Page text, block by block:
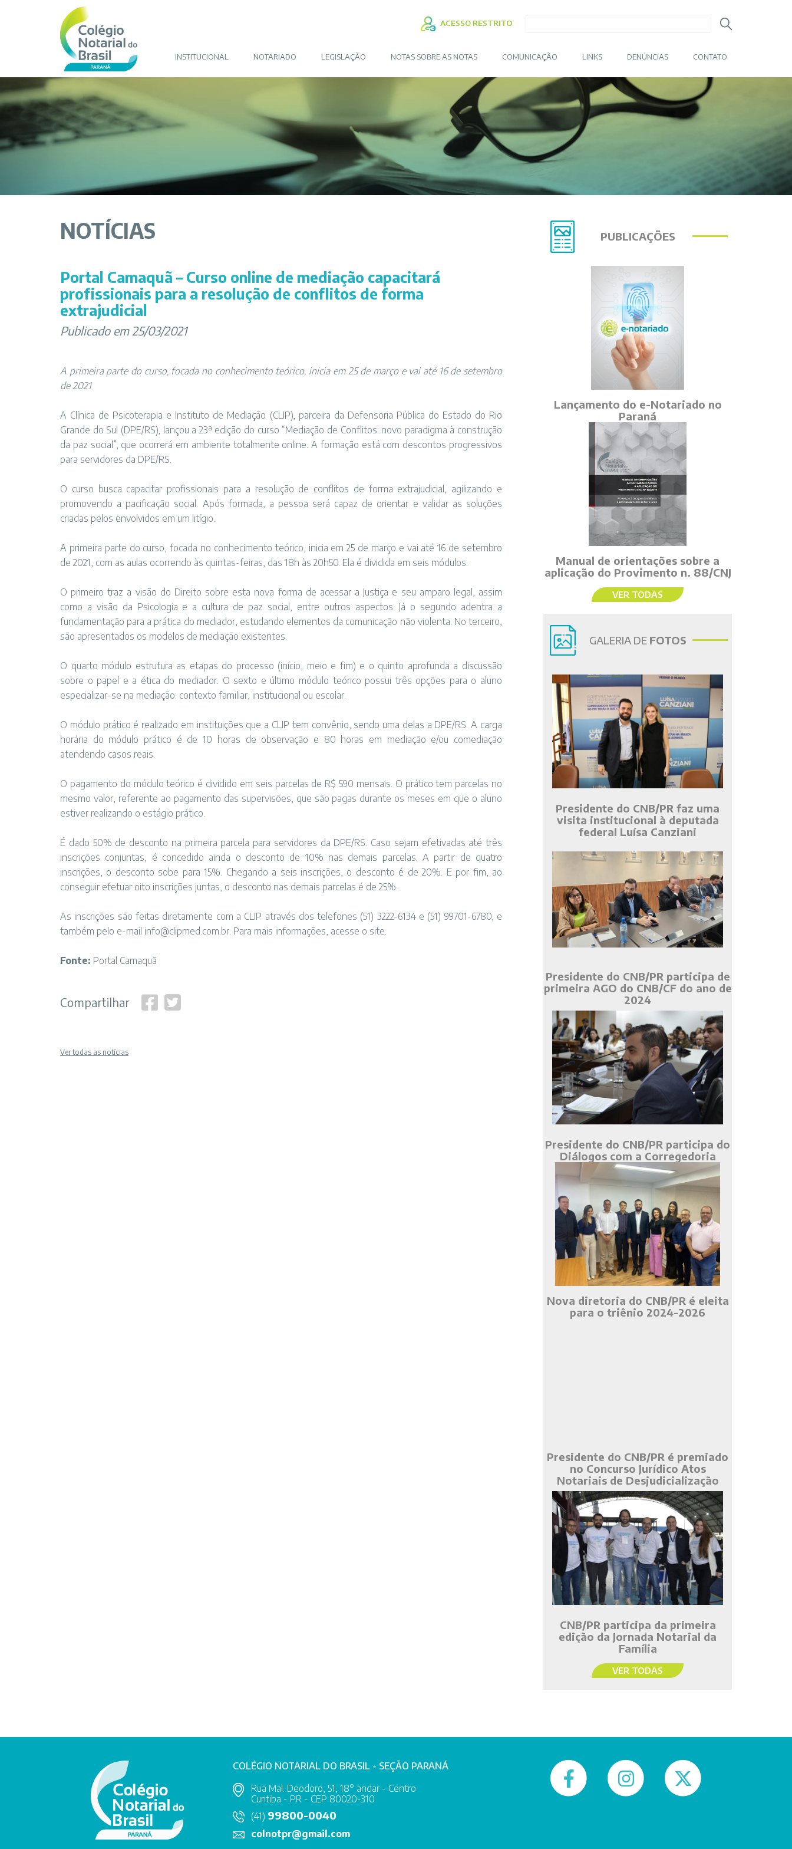
ACESSO RESTRITO
INSTITUCIONAL NOTARIADO LEGISLAÇÃO NOTAS SOBRE AS NOTAS COMUNICAÇÃO LINKS DENÚNCIAS CONTATO
NOTÍCIAS
Portal Camaquã – Curso online de mediação capacitará
profissionais para a resolução de conflitos de forma
extrajudicial
Publicado em 25/03/2021
A primeira parte do curso, focada no conhecimento teórico, inicia em 25 de março e vai até 16 de setembro
de 2021
A Clínica de Psicoterapia e Instituto de Mediação (CLIP), parceira da Defensoria Pública do Estado do Rio
Grande do Sul (DPE/RS), lançou a 23ª edição do curso “Mediação de Conflitos: novo paradigma à construção
da paz social”, que ocorrerá em ambiente totalmente online. A formação está com descontos progressivos
para servidores da DPE/RS.
O curso busca capacitar profissionais para a resolução de conflitos de forma extrajudicial, agilizando e
promovendo a pacificação social. Após formada, a pessoa será capaz de orientar e validar as soluções
criadas pelos envolvidos em um litígio.
A primeira parte do curso, focada no conhecimento teórico, inicia em 25 de março e vai até 16 de setembro
de 2021, com as aulas ocorrendo às quintas-feiras, das 18h às 20h50. Ela é dividida em seis módulos.
O primeiro traz a visão do Direito sobre esta nova forma de acessar a Justiça e seu amparo legal, assim
como a visão da Psicologia e a cultura de paz social, entre outros aspectos. Já o segundo adentra a
fundamentação para a prática do mediador, estudando elementos da comunicação não violenta. No terceiro,
são apresentados os modelos de mediação existentes.
O quarto módulo estrutura as etapas do processo (início, meio e fim) e o quinto aprofunda a discussão
sobre o papel e a ética do mediador. O sexto e último módulo teórico possui três opções para o aluno
especializar-se na mediação: contexto familiar, institucional ou escolar.
O módulo prático é realizado em instituições que a CLIP tem convênio, sendo uma delas a DPE/RS. A carga
horária do módulo prático é de 10 horas de observação e 80 horas em mediação e/ou comediação
atendendo casos reais.
O pagamento do módulo teórico é dividido em seis parcelas de R$ 590 mensais. O prático tem parcelas no
mesmo valor, referente ao pagamento das supervisões, que são pagas durante os meses em que o aluno
estiver realizando o estágio prático.
É dado 50% de desconto na primeira parcela para servidores da DPE/RS. Caso sejam efetivadas até três
inscrições conjuntas, é concedido ainda o desconto de 10% nas demais parcelas. A partir de quatro
inscrições, o desconto sobe para 15%. Chegando a seis inscrições, o desconto é de 20%. E por fim, ao
conseguir efetuar oito inscrições juntas, o desconto nas demais parcelas é de 25%.
As inscrições são feitas diretamente com a CLIP através dos telefones (51) 3222-6134 e (51) 99701-6780, e
também pelo e-mail info@clipmed.com.br. Para mais informações, acesse o site.
Fonte: Portal Camaquã
Compartilhar
Ver todas as notícias
PUBLICAÇÕES
Lançamento do e-Notariado no
Paraná
Manual de orientações sobre a
aplicação do Provimento n. 88/CNJ
VER TODAS
GALERIA DE FOTOS
Presidente do CNB/PR faz uma
visita institucional à deputada
federal Luísa Canziani
Presidente do CNB/PR participa de
primeira AGO do CNB/CF do ano de
2024
Presidente do CNB/PR participa do
Diálogos com a Corregedoria
Nova diretoria do CNB/PR é eleita
para o triênio 2024-2026
Presidente do CNB/PR é premiado
no Concurso Jurídico Atos
Notariais de Desjudicialização
CNB/PR participa da primeira
edição da Jornada Notarial da
Família
VER TODAS
COLÉGIO NOTARIAL DO BRASIL - SEÇÃO PARANÁ
Rua Mal. Deodoro, 51, 18° andar - Centro
Curitiba - PR - CEP 80020-310
(41) 99800-0040
colnotpr@gmail.com